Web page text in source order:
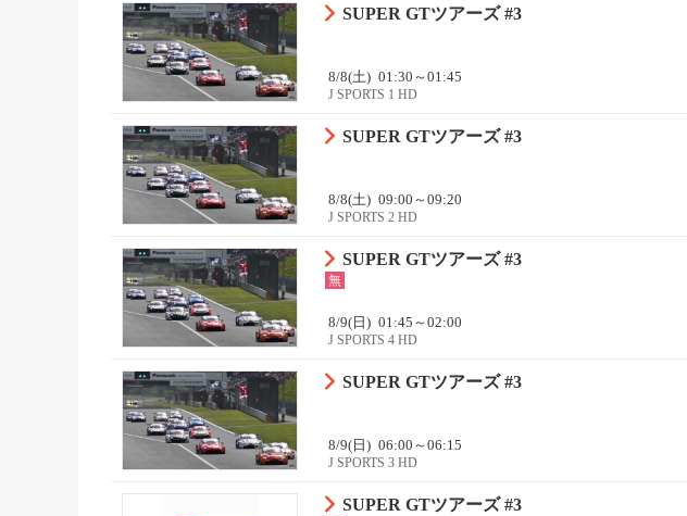
SUPER GTツアーズ #3
8/8(土) 01:30～01:45
J SPORTS 1 HD
SUPER GTツアーズ #3
8/8(土) 09:00～09:20
J SPORTS 2 HD
SUPER GTツアーズ #3
無
8/9(日) 01:45～02:00
J SPORTS 4 HD
SUPER GTツアーズ #3
8/9(日) 06:00～06:15
J SPORTS 3 HD
SUPER GTツアーズ #3